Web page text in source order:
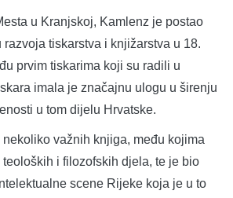
u Kranjskoj, Kamlenz je postao
razvoja tiskarstva i knjižarstva u 18.
prvim tiskarima koji su radili u
imala je značajnu ulogu u širenju
u tom dijelu Hrvatske.
važnih knjiga, među kojima
i filozofskih djela, te je bio
scene Rijeke koja je u to